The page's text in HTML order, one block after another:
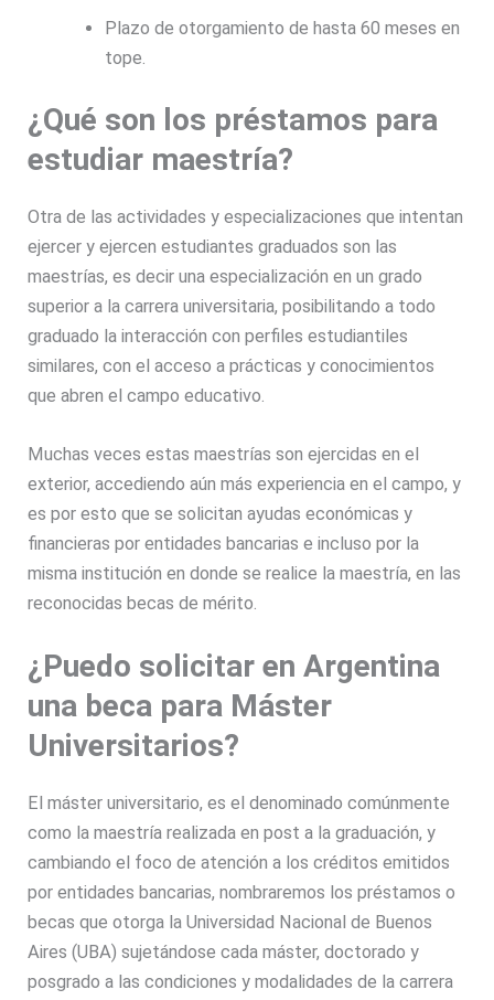
Plazo de otorgamiento de hasta 60 meses en
tope.
¿Qué son los préstamos para
estudiar maestría?
Otra de las actividades y especializaciones que intentan
ejercer y ejercen estudiantes graduados son las
maestrías, es decir una especialización en un grado
superior a la carrera universitaria, posibilitando a todo
graduado la interacción con perfiles estudiantiles
similares, con el acceso a prácticas y conocimientos
que abren el campo educativo.
Muchas veces estas maestrías son ejercidas en el
exterior, accediendo aún más experiencia en el campo, y
es por esto que se solicitan ayudas económicas y
financieras por entidades bancarias e incluso por la
misma institución en donde se realice la maestría, en las
reconocidas becas de mérito.
¿Puedo solicitar en Argentina
una beca para Máster
Universitarios?
El máster universitario, es el denominado comúnmente
como la maestría realizada en post a la graduación, y
cambiando el foco de atención a los créditos emitidos
por entidades bancarias, nombraremos los préstamos o
becas que otorga la Universidad Nacional de Buenos
Aires (UBA) sujetándose cada máster, doctorado y
posgrado a las condiciones y modalidades de la carrera